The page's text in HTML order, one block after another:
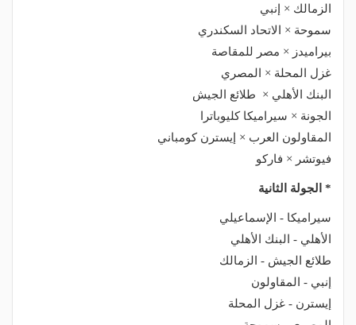
الزمالك × إنبي
سموحة × الاتحاد السكندري
بيراميدز × مصر للمقاصة
غزل المحلة × المصري
البنك الأهلي × طلائع الجيش
الجونة × سيراميكا كليوباترا
المقاولون العرب × إيسترن كومباني
فيوتشر × فاركو
* الجولة الثانية
سيراميكا - الإسماعيلي
الأهلي - البنك الأهلي
طلائع الجيش - الزمالك
إنبي - المقاولون
إيسترن - غزل المحلة